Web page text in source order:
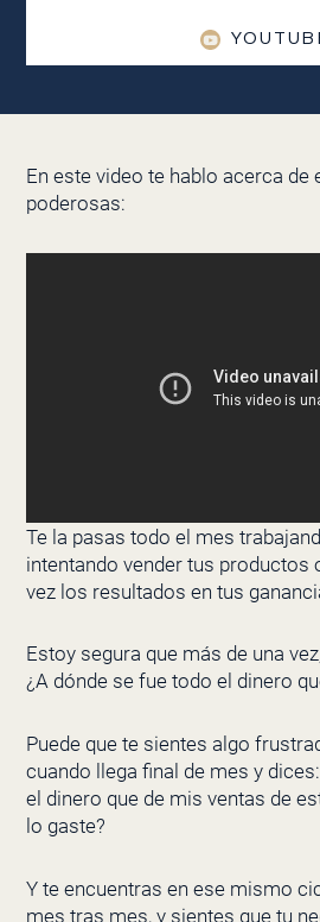
En este video te hablo acerca de
poderosas:
Te la pasas todo el mes
intentando vender tus productos
vez los resultados en tus
Estoy segura que más de una
¿A dónde se fue todo el dinero
Puede que te sientes algo
cuando llega final de mes y
el dinero que de mis ventas de
lo gaste?
Y te encuentras en ese mismo
mes tras mes, y sientes que tu